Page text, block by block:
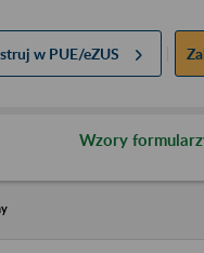
w PUE/eZUS
Wzory